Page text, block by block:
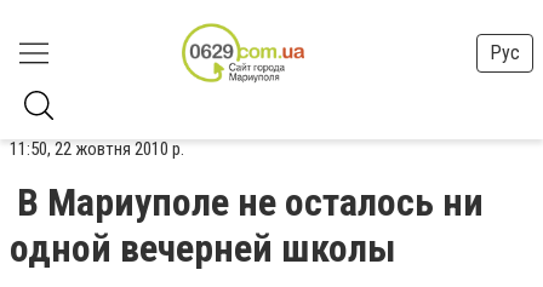
Рус
11:50, 22 жовтня 2010 р.
В Мариуполе не осталось ни
одной вечерней школы